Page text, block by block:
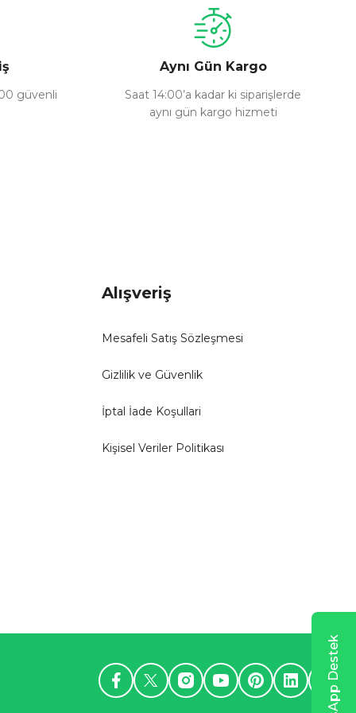
güvenli
Aynı Gün Kargo
Saat 14:00’a kadar ki siparişlerde
aynı gün kargo hizmeti
Alışveriş
Mesafeli Satış Sözleşmesi
Gizlilik ve Güvenlik
İptal İade Koşullari
Kişisel Veriler Politikası